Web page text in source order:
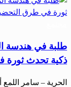
طلبة في هندسة
ذكية تحدث ثورة
الحرية – سامر